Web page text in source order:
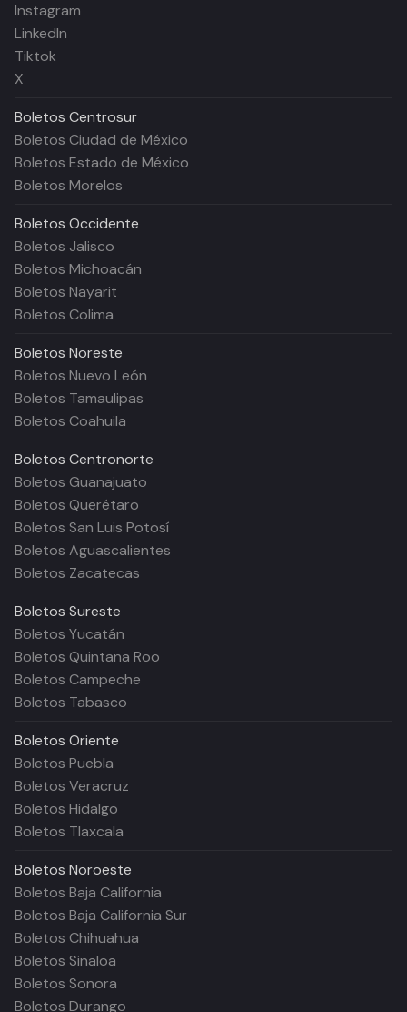
Instagram
LinkedIn
Tiktok
X
Boletos Centrosur
Boletos Ciudad de México
Boletos Estado de México
Boletos Morelos
Boletos Occidente
Boletos Jalisco
Boletos Michoacán
Boletos Nayarit
Boletos Colima
Boletos Noreste
Boletos Nuevo León
Boletos Tamaulipas
Boletos Coahuila
Boletos Centronorte
Boletos Guanajuato
Boletos Querétaro
Boletos San Luis Potosí
Boletos Aguascalientes
Boletos Zacatecas
Boletos Sureste
Boletos Yucatán
Boletos Quintana Roo
Boletos Campeche
Boletos Tabasco
Boletos Oriente
Boletos Puebla
Boletos Veracruz
Boletos Hidalgo
Boletos Tlaxcala
Boletos Noroeste
Boletos Baja California
Boletos Baja California Sur
Boletos Chihuahua
Boletos Sinaloa
Boletos Sonora
Boletos Durango